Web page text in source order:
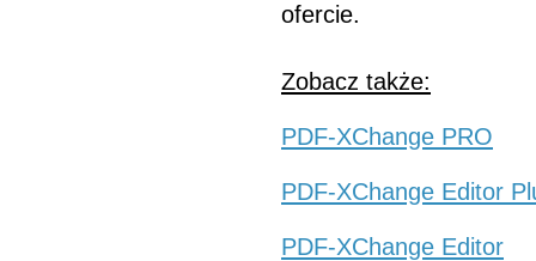
ofercie.
Zobacz także:
PDF-XChange PRO
PDF-XChange Editor
PDF-XChange Editor